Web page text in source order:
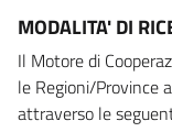
MODALITA' DI
Il Motore di
le Regioni/Province
attraverso le